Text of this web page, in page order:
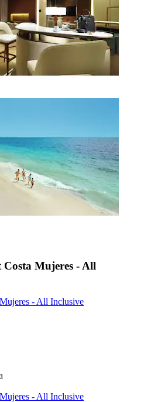
Mujeres - All
- All Inclusive
- All Inclusive